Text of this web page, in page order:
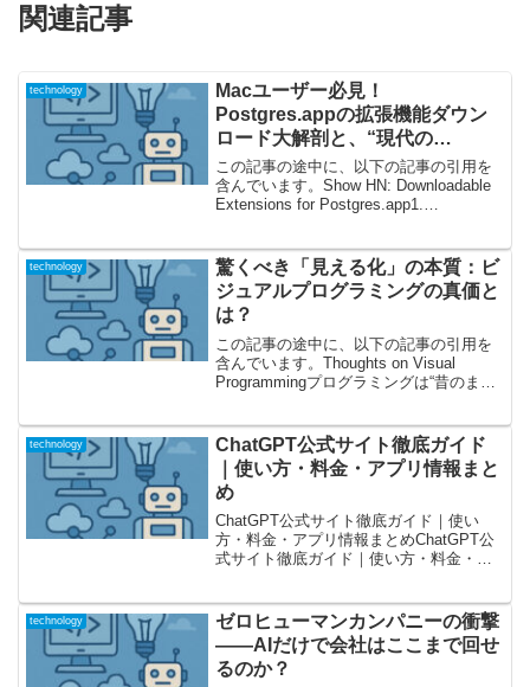
関連記事
technology
Macユーザー必見！
Postgres.appの拡張機能ダウン
ロード大解剖と、“現代の
PostgreSQL活用法”
この記事の途中に、以下の記事の引用を
含んでいます。Show HN: Downloadable
Extensions for Postgres.app1.
technology
驚くべき「見える化」の本質：ビ
ジュアルプログラミングの真価と
は？
この記事の途中に、以下の記事の引用を
含んでいます。Thoughts on Visual
Programmingプログラミングは“昔のま
「ビジュアル（視覚的）プロ...
technology
ChatGPT公式サイト徹底ガイド
｜使い方・料金・アプリ情報まと
め
ChatGPT公式サイト徹底ガイド｜使い
方・料金・アプリ情報まとめChatGPT公
式サイト徹底ガイド｜使い方・料金・ア
ています。その公式サイトにアクセスす
ること...
technology
ゼロヒューマンカンパニーの衝撃
――AIだけで会社はここまで回せ
るのか？